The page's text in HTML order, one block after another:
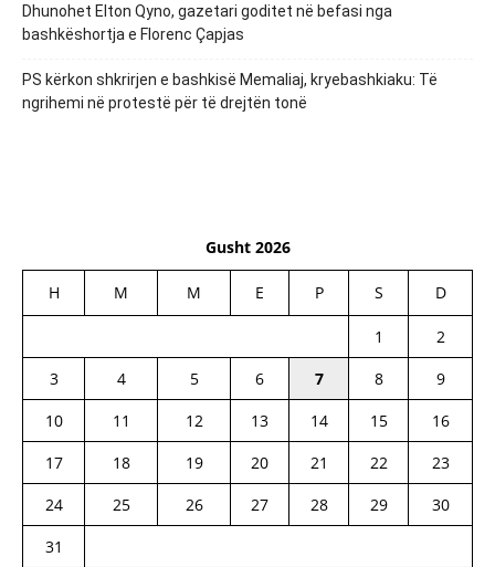
Dhunohet Elton Qyno, gazetari goditet në befasi nga
bashkëshortja e Florenc Çapjas
PS kërkon shkrirjen e bashkisë Memaliaj, kryebashkiaku: Të
ngrihemi në protestë për të drejtën tonë
Gusht 2026
H M M E P S D
1
2
3
4 5 6 7 8
9
10
11 12 13 14 15
16
17
18 19 20 21 22
23
24
25 26 27 28 29
30
31